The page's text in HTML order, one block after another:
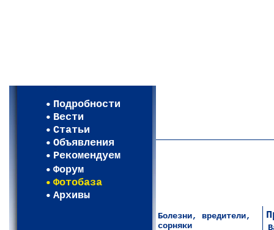
Подробности
Вести
Статьи
Объявления
Рекомендуем
Форум
Фотобаза
Архивы
Болезни, вредители,
сорняки